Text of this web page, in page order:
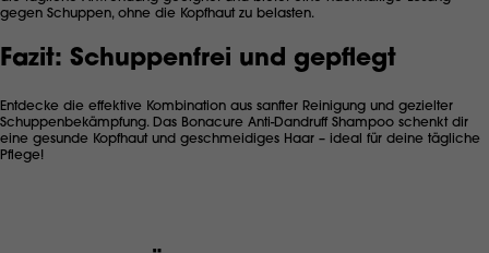
gegen Schuppen, ohne die Kopfhaut zu belasten.
Fazit: Schuppenfrei und gepflegt
Entdecke die effektive Kombination aus sanfter Reinigung und gezielter
Schuppenbekämpfung. Das Bonacure Anti-Dandruff Shampoo schenkt dir
eine gesunde Kopfhaut und geschmeidiges Haar – ideal für deine tägliche
Pflege!